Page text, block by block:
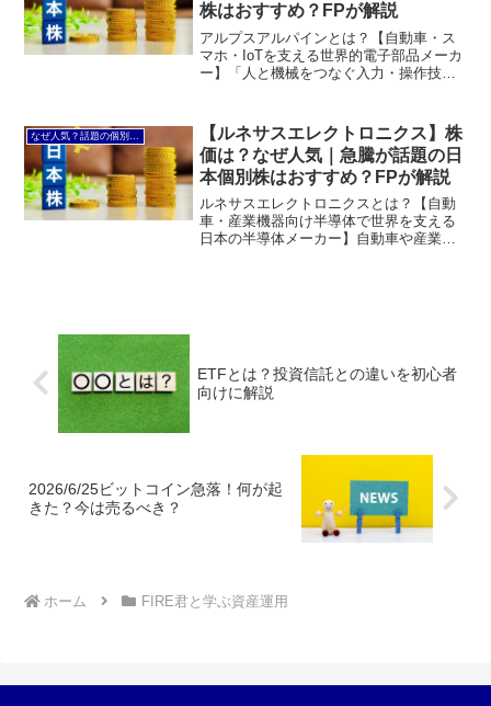
株はおすすめ？FPが解説
アルプスアルパインとは？【自動車・ス
マホ・IoTを支える世界的電子部品メーカ
ー】「人と機械をつなぐ入力・操作技
ルパインは、1948年創業の電子部品メー
カーです。2019...
【ルネサスエレクトロニクス】株
価は？なぜ人気｜急騰が話題の日
本個別株はおすすめ？FPが解説
ルネサスエレクトロニクスとは？【自動
車・産業機器向け半導体で世界を支える
日本の半導体メーカー】自動車や産業機
ETFとは？投資信託との違いを初心者
向けに解説
2026/6/25ビットコイン急落！何が起
きた？今は売るべき？
ホーム FIRE君と学ぶ資産運用